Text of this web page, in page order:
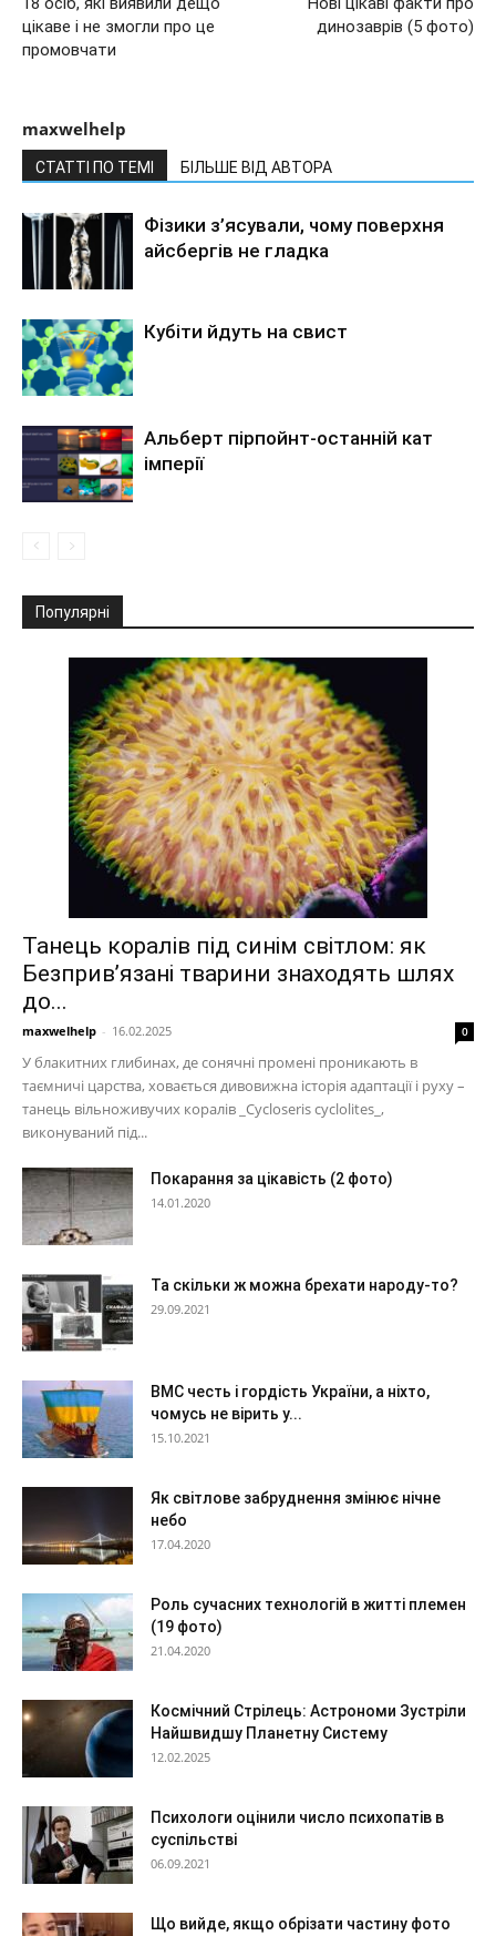
цікаве і не змогли про це
промовчати
динозаврів (5 фото)
maxwelhelp
СТАТТІ ПО ТЕМІ БІЛЬШЕ ВІД АВТОРА
Фізики з’ясували, чому поверхня
айсбергів не гладка
Кубіти йдуть на свист
Альберт пірпойнт-останній кат
імперії
Популярні
Танець коралів під синім світлом: як
Безприв’язані тварини знаходять шлях
до...
maxwelhelp - 16.02.2025 0
У блакитних глибинах, де сонячні промені проникають в
таємничі царства, ховається дивовижна історія адаптації і руху –
танець вільноживучих коралів _Cycloseris cyclolites_,
виконуваний під...
Покарання за цікавість (2 фото)
14.01.2020
Та скільки ж можна брехати народу-то?
29.09.2021
ВМС честь і гордість України, а ніхто,
чомусь не вірить у...
15.10.2021
Як світлове забруднення змінює нічне
небо
17.04.2020
Роль сучасних технологій в житті племен
(19 фото)
21.04.2020
Космічний Стрілець: Астрономи Зустріли
Найшвидшу Планетну Систему
12.02.2025
Психологи оцінили число психопатів в
суспільстві
06.09.2021
Що вийде, якщо обрізати частину фото